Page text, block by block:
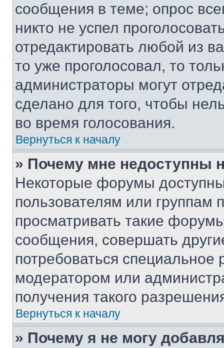
сообщения в теме; опрос
никто не успел
отредактировать любой из
то уже проголосовал, то
администраторы могут
сделано для того, чтобы
во время голосования.
Вернуться к началу
» Почему мне недоступны
Некоторые форумы
пользователям или группам
просматривать такие
сообщения, совершать
потребоваться
модератором или
получения такого
Вернуться к началу
» Почему я не могу